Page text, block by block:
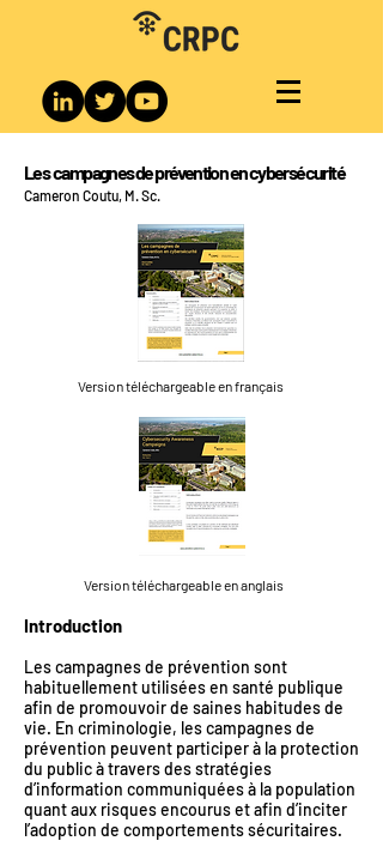
Les campagnes de prévention en cybersécurité
Cameron Coutu, M. Sc.
Version téléchargeable en français
Version téléchargeable en anglais
Introduction
Les campagnes de prévention sont
habituellement utilisées en santé publique
afin de promouvoir de saines habitudes de
vie. En criminologie, les campagnes de
prévention peuvent participer à la protection
du public à travers des stratégies
d’information communiquées à la population
quant aux risques encourus et afin d’inciter
l’adoption de comportements sécuritaires.